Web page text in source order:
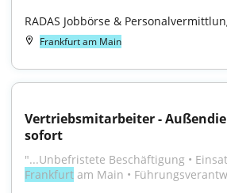
RADAS Jobbörse &
Frankfurt am Main
Vertriebsmitarbeiter -
sofort
Frankfurt am Main •